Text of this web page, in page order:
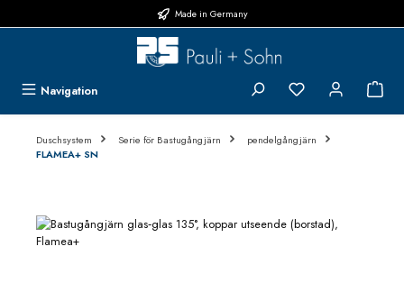
Made in Germany
Navigation Du har 0 objekt i
Duschsystem Serie för Bastugångjärn
pendelgångjärn
FLAMEA+ SN
Hoppa över bildgalleri